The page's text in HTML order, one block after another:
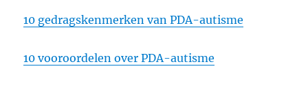
10 gedragskenmerken van PDA-autisme
10 vooroordelen over PDA-autisme